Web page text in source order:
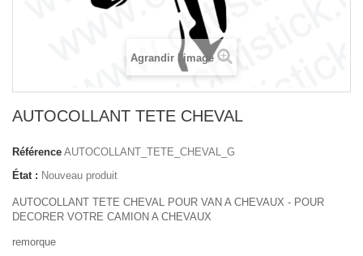
Agrandir l'image
AUTOCOLLANT TETE CHEVAL
Référence AUTOCOLLANT_TETE_CHEVAL_G
État : Nouveau produit
AUTOCOLLANT TETE CHEVAL POUR VAN A CHEVAUX - POUR
DECORER VOTRE CAMION A CHEVAUX
remorque